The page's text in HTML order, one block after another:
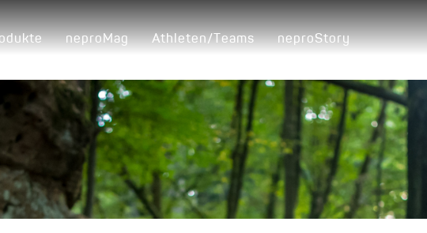
neproMag Athleten/Teams neproStory